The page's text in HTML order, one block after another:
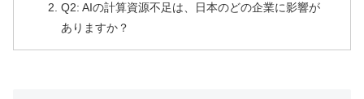
Q2: AIの計算資源不足は、日本のどの企業に影響が
ありますか？